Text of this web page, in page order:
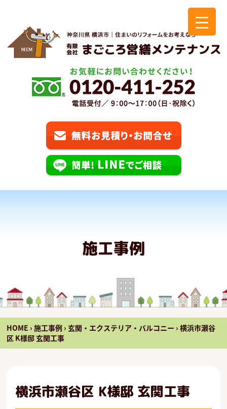
施工事例
HOME › 施工事例 › 玄関・エクステリア・バルコニー › 横浜市瀬谷
区 K様邸 玄関工事
横浜市瀬谷区 K様邸 玄関工事